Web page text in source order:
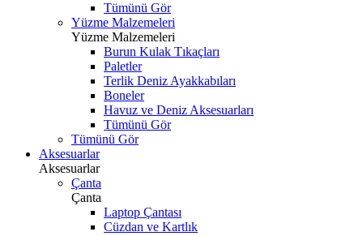
Tümünü Gör
Yüzme Malzemeleri
Yüzme Malzemeleri
Burun Kulak Tıkaçları
Paletler
Terlik Deniz Ayakkabıları
Boneler
Havuz ve Deniz Aksesuarları
Tümünü Gör
Tümünü Gör
Aksesuarlar
Aksesuarlar
Çanta
Çanta
Laptop Çantası
Cüzdan ve Kartlık